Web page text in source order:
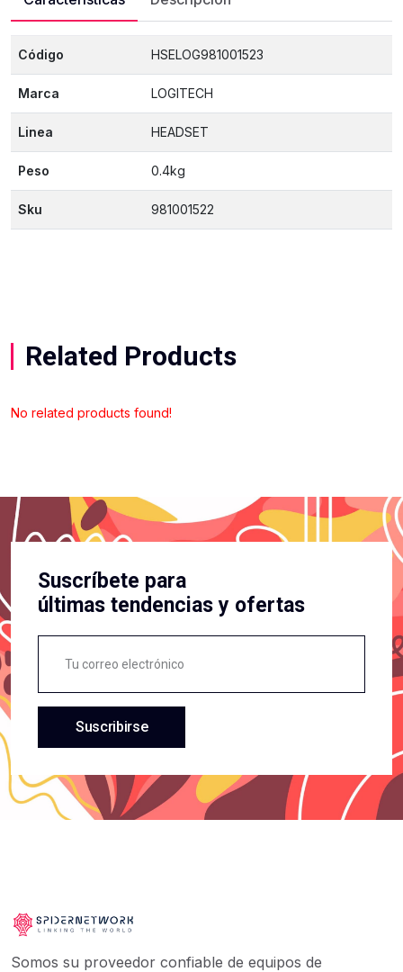
Código HSELOG981001523
Marca LOGITECH
Linea HEADSET
Peso 0.4kg
Sku 981001522
Related Products
No related products found!
Suscríbete para
últimas tendencias y ofertas
Suscribirse
Somos su proveedor confiable de equipos de